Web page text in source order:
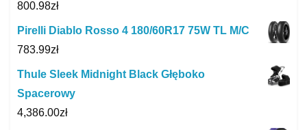
800.98zł
Pirelli Diablo Rosso 4 180/60R17 75W TL M/C
783.99zł
Thule Sleek Midnight Black Głęboko
Spacerowy
4,386.00zł